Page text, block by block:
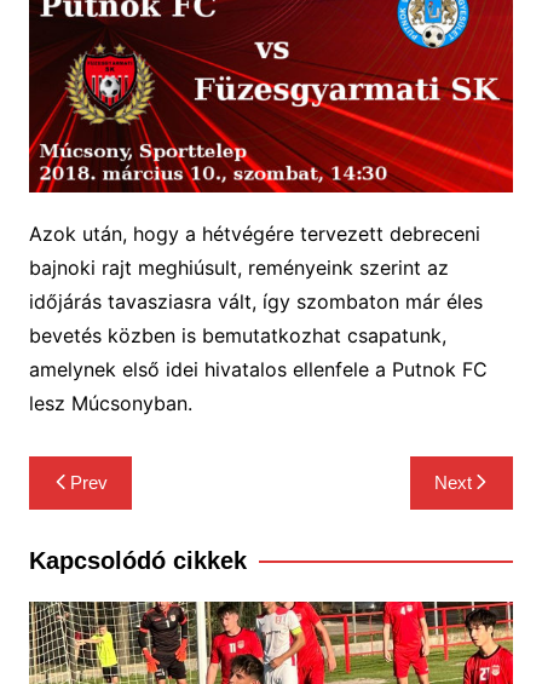
Azok után, hogy a hétvégére tervezett debreceni
bajnoki rajt meghiúsult, reményeink szerint az
időjárás tavasziasra vált, így szombaton már éles
bevetés közben is bemutatkozhat csapatunk,
amelynek első idei hivatalos ellenfele a Putnok FC
lesz Múcsonyban.
Bejegyzés
navigáció
Prev Next
Kapcsolódó cikkek